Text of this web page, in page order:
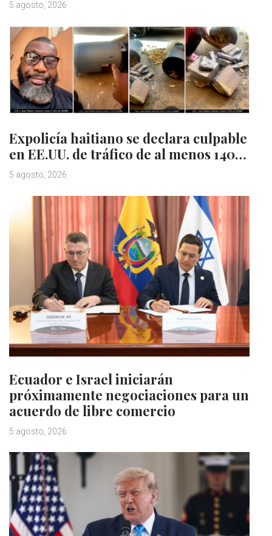
5 agosto, 2026
Expolicía haitiano se declara culpable
en EE.UU. de tráfico de al menos 140…
5 agosto, 2026
Ecuador e Israel iniciarán
próximamente negociaciones para un
acuerdo de libre comercio
5 agosto, 2026